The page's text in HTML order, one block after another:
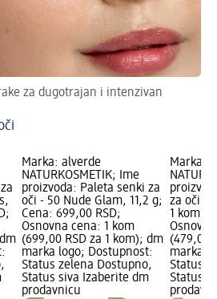
za dugotrajan i intenzivan
Marka: alverde
NATURKOSMETIK; Ime
proizvoda: Paleta senki za
oči - 50 Nude Glam, 11,2 g;
Cena: 699,00 RSD;
Osnovna cena: 1 kom
(699,00 RSD za 1 kom); dm
marka logo; Dostupnost:
Status zelena Dostupno,
Status siva Izaberite dm
prodavnicu
Marka:
za oči -
1 kom;
(479,00
marka
Status
Status